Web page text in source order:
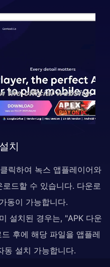
치
릭하여 녹스 앱플레이어와
드할 수 있습니다. 다운로
동이 가능합니다.
설치된 경우는, "APK 다운
후에 해당 파일을 앱플레
동 설치 가능합니다.